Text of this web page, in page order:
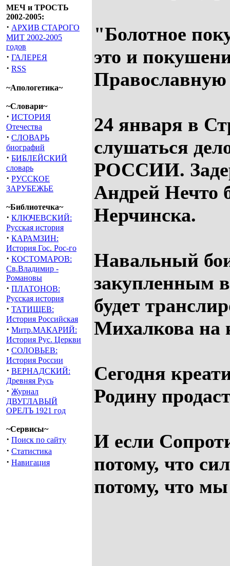
МЕЧ и ТРОСТЬ
2002-2005:
· АРХИВ СТАРОГО
МИТ 2002-2005
годов
· ГАЛЕРЕЯ
· RSS
~Апологетика~
~Словари~
· ИСТОРИЯ
Отечества
· СЛОВАРЬ
биографий
· БИБЛЕЙСКИЙ
словарь
· РУССКОЕ
ЗАРУБЕЖЬЕ
~Библиотечка~
· КЛЮЧЕВСКИЙ:
Русская история
· КАРАМЗИН:
История Гос. Рос-го
· КОСТОМАРОВ:
Св.Владимир -
Романовы
· ПЛАТОНОВ:
Русская история
· ТАТИЩЕВ:
История Российская
· Митр.МАКАРИЙ:
История Рус. Церкви
· СОЛОВЬЕВ:
История России
· ВЕРНАДСКИЙ:
Древняя Русь
· Журнал
ДВУГЛАВЫЙ
ОРЕЛЪ 1921 год
~Сервисы~
· Поиск по сайту
· Статистика
· Навигация
"Болотное
это и
24 января в
слушаться
РОССИИ.
Андрей Нечто
Нерчинска.
Навальный
закупленным
будет
Михалкова на
Сегодня
Родину
И если
потому, что
потому, что